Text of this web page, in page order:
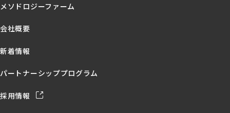
メソドロジーファーム
会社概要
新着情報
パートナーシッププログラム
採用情報